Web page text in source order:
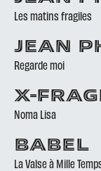
Les matins fragiles
JEAN
Regarde moi
X-
Noma Lisa
BABEL
La Valse à Mille